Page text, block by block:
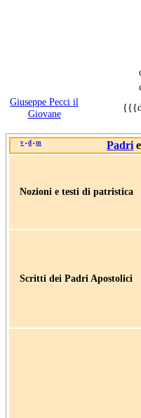
Giuseppe Pecci il
Giovane
v • d • m Padri
Nozioni e testi di patristica
Scritti dei Padri Apostolici